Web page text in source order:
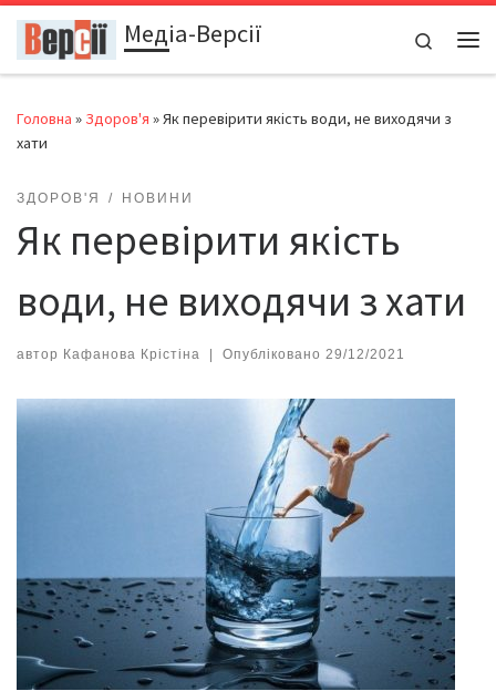
Перейти до вмістуМедіа-Версії
Search
Головна » Здоров'я »Як перевірити якість води, не виходячи з
хати
ЗДОРОВ'Я НОВИНИ
Як перевірити якість
води, не виходячи з хати
автор Кафанова Крістіна | Опубліковано 29/12/2021